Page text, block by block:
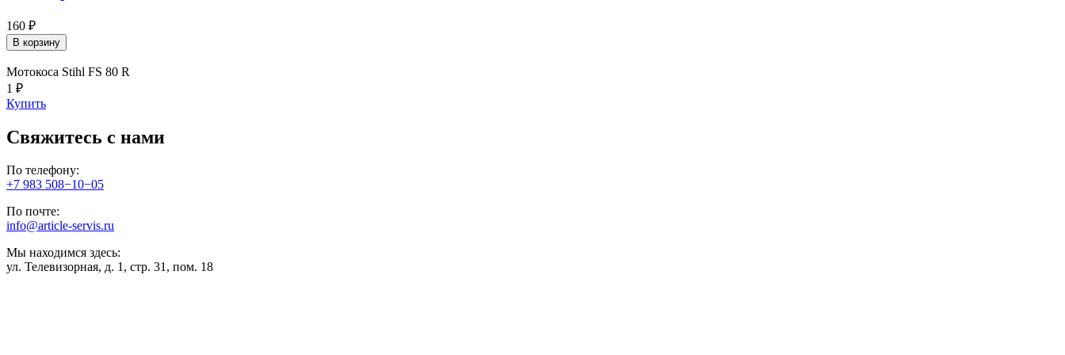
160 ₽
В корзину
Мотокоса Stihl FS 80 R
1 ₽
Купить
Свяжитесь с нами
По телефону:
+7 983 508−10−05
По почте:
info@article-servis.ru
Мы находимся здесь:
ул. Телевизорная, д. 1, стр. 31, пом. 18